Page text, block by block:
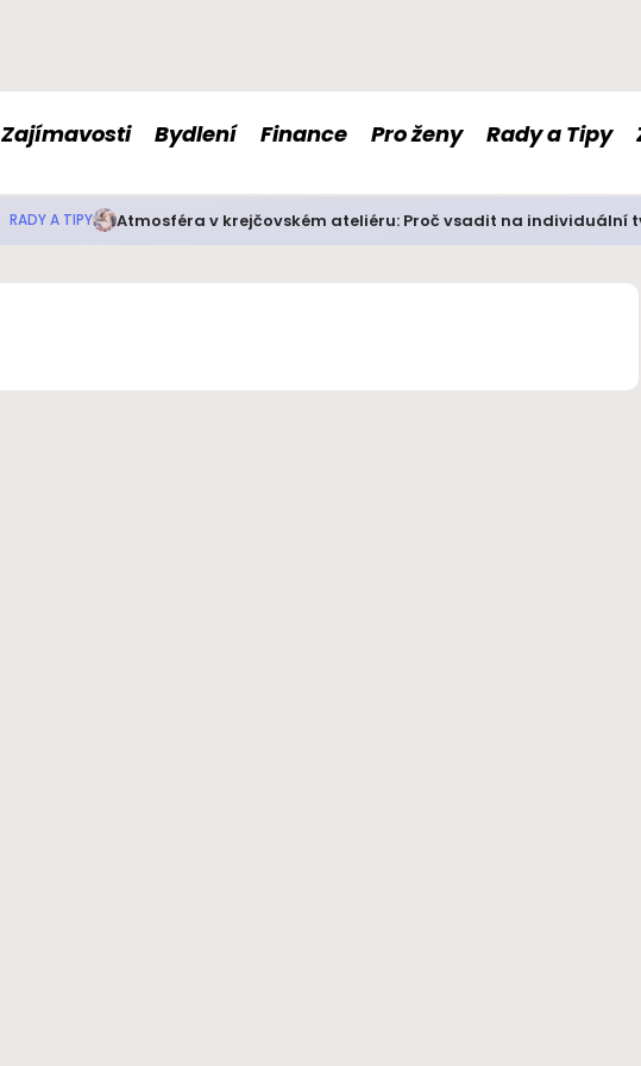
Zajímavosti Bydlení Finance Pro ženy Rady a Tipy
RADY A TIPY Atmosféra v krejčovském ateliéru: Proč vsadit na individuální